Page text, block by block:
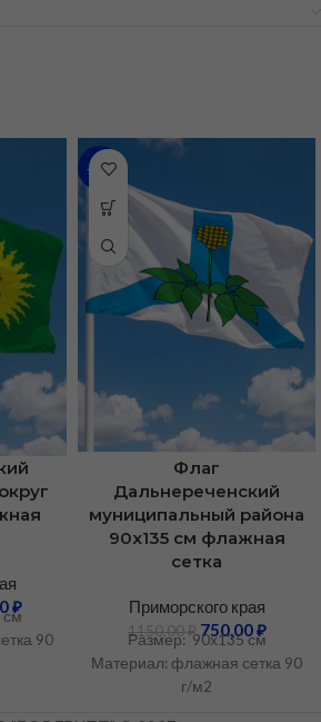
₽
см
90
-35%
Флаг
Дальнереченский
муниципальный района
90х135 см флажная
сетка
Приморского края
1150,00₽ 750,00₽
Размер: 90х135 см
Материал: флажная сетка 90
г/м2